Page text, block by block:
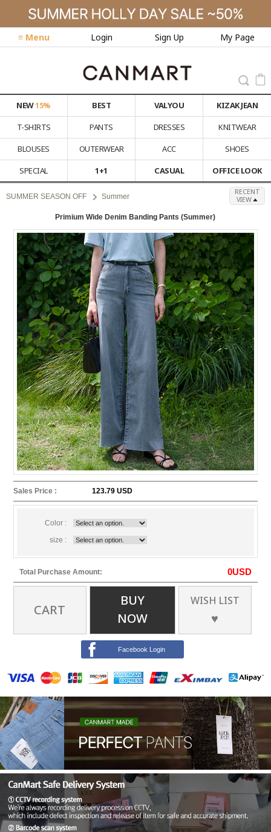
≡ Menu Login Sign Up My Page
NEW15% BEST VALYOU
KIZAK JEAN
T-SHIRTS
PANTS DRESSES
KNITWEAR
BLOUSES
OUTERWEAR ACC
SHOES
SPECIAL
1+1 CASUAL OFFICE LOOK
SUMMER SEASON OFF Summer
RECENT
VIEW
Primium Wide Denim Banding Pants (Summer)
Sales Price : 123.79 USD
Color :
size :
Total Purchase Amount: 0USD
CART
BUY
NOW
WISH LIST
♥
Facebook Login